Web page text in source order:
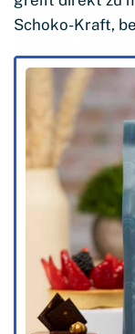
Schoko-Kraft,